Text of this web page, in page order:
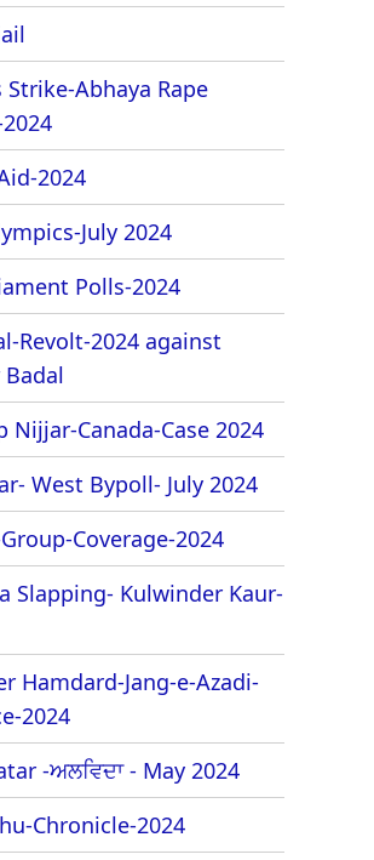
Abhaya Rape
2024
July 2024
Polls-2024
Revolt-2024 against
Nijjar-Canada-Case 2024
West Bypoll- July 2024
Coverage-2024
Slapping- Kulwinder Kaur-
Hamdard-Jang-e-Azadi-
2024
-ਅਲਵਿਦਾ - May 2024
Chronicle-2024